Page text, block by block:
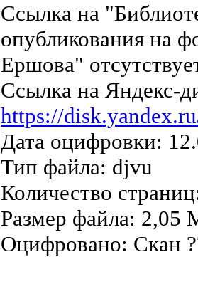
Ссылка на
опубликования на
Ершова"
Ссылка на Яндекс-
https://
Дата оцифровки:
Тип файла: djvu
Количество
Размер файла: 2,05
Оцифровано: Скан